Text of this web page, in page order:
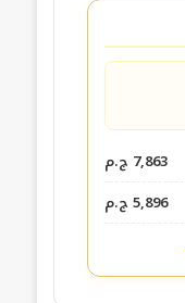
7,863 ج.م
5,896 ج.م